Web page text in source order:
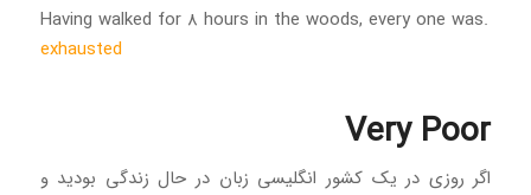
.Having walked for 8 hours in the woods, every one was
exhausted
Very Poor
اگر روزی در یک کشور انگلیسی زبان در حال زندگی بودید و